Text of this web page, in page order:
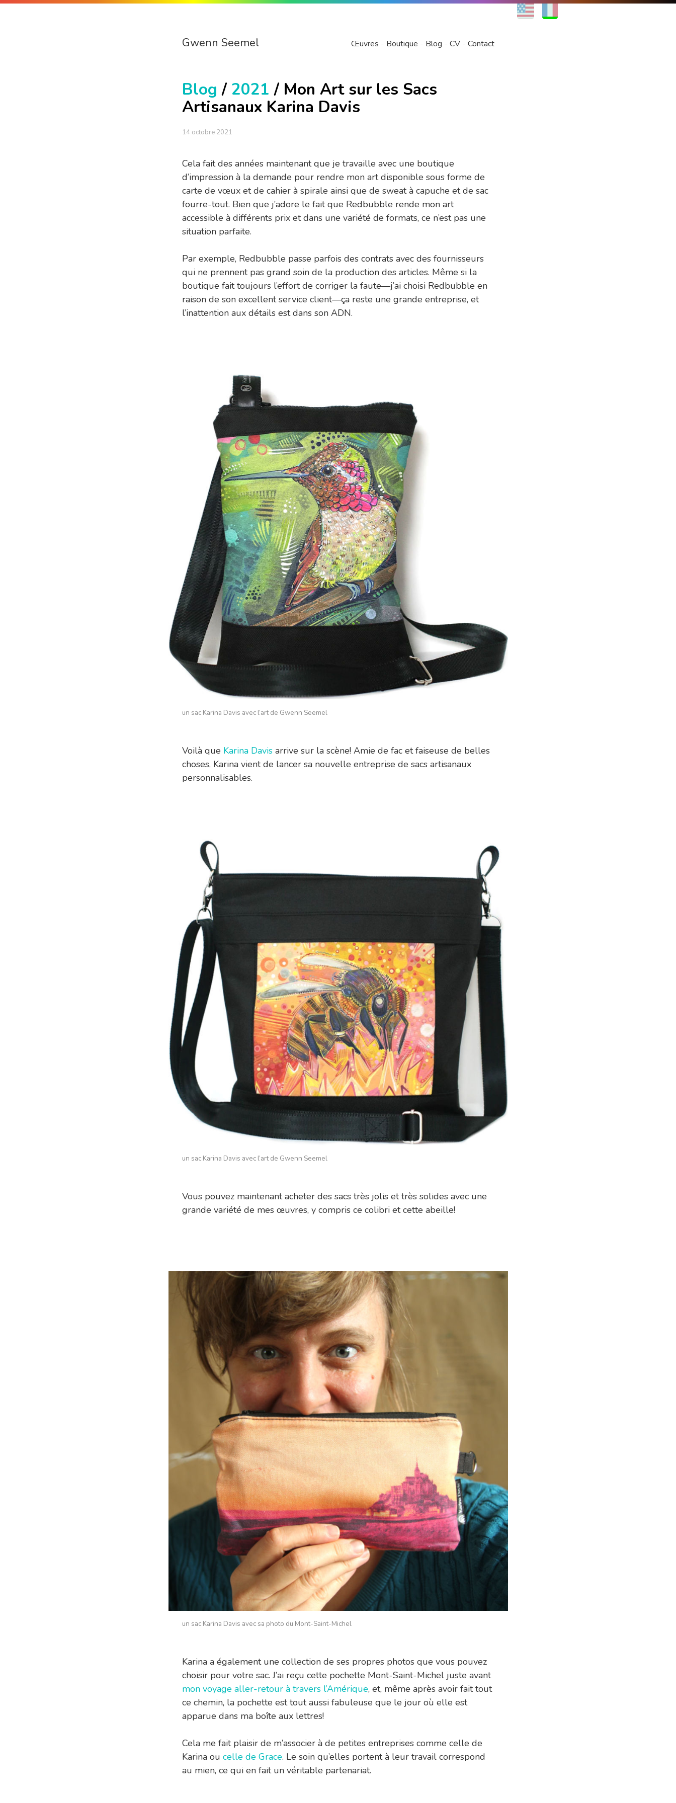
EN
Gwenn Seemel Œuvres Boutique Blog CV Contact
Blog / 2021 / Mon Art sur les Sacs
Artisanaux Karina Davis
14 octobre 2021
Cela fait des années maintenant que je travaille avec une boutique
d’impression à la demande pour rendre mon art disponible sous forme de
carte de vœux et de cahier à spirale ainsi que de sweat à capuche et de sac
fourre-tout. Bien que j’adore le fait que Redbubble rende mon art
accessible à différents prix et dans une variété de formats, ce n’est pas une
situation parfaite.
Par exemple, Redbubble passe parfois des contrats avec des fournisseurs
qui ne prennent pas grand soin de la production des articles. Même si la
boutique fait toujours l’effort de corriger la faute—j’ai choisi Redbubble en
raison de son excellent service client—ça reste une grande entreprise, et
l’inattention aux détails est dans son ADN.
un sac Karina Davis avec l’art de Gwenn Seemel
Voilà que Karina Davisarrive sur la scène! Amie de fac et faiseuse de belles
choses, Karina vient de lancer sa nouvelle entreprise de sacs artisanaux
personnalisables.
un sac Karina Davis avec l’art de Gwenn Seemel
Vous pouvez maintenant acheter des sacs très jolis et très solides avec une
grande variété de mes œuvres, y compris ce colibri et cette abeille!
un sac Karina Davis avec sa photo du Mont-Saint-Michel
Karina a également une collection de ses propres photos que vous pouvez
choisir pour votre sac. J’ai reçu cette pochette Mont-Saint-Michel juste avant
mon voyage aller-retour à travers l’Amérique, et, même après avoir fait tout
ce chemin, la pochette est tout aussi fabuleuse que le jour où elle est
apparue dans ma boîte aux lettres!
Cela me fait plaisir de m’associer à de petites entreprises comme celle de
Karina ou celle de Grace. Le soin qu’elles portent à leur travail correspond
au mien, ce qui en fait un véritable partenariat.